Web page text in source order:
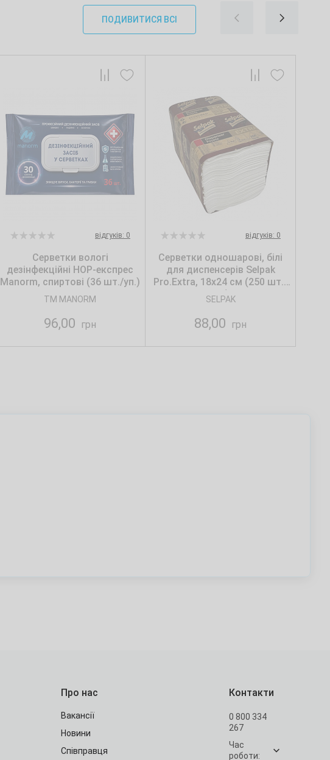
ПОДИВИТИСЯ ВСІ
відгуків: 0
Серветки вологі
дезінфекційні НОР-експрес
Manorm, спиртові (36 шт./уп.)
TM MANORM
96,00 грн
відгуків: 0
Серветки одношарові, білі
для диспенсерів Selpak
Pro.Extra, 18х24 см (250 шт./
уп.)
SELPAK
88,00 грн
Про нас
Вакансії
Новини
Співправця
Контакти
0 800 334
267
Час
роботи: